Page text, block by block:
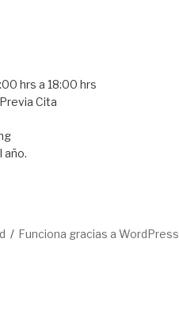
hrs a 18:00 hrs
Cita
año.
Funciona gracias a WordPress